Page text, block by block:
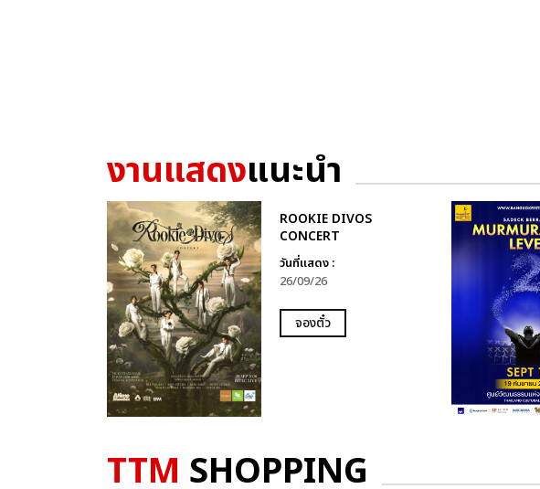
งานแสดงแนะนำ
ROOKIE DIVOS
CONCERT
วันที่แสดง :
26/09/26
จองตั๋ว
TTM SHOPPING